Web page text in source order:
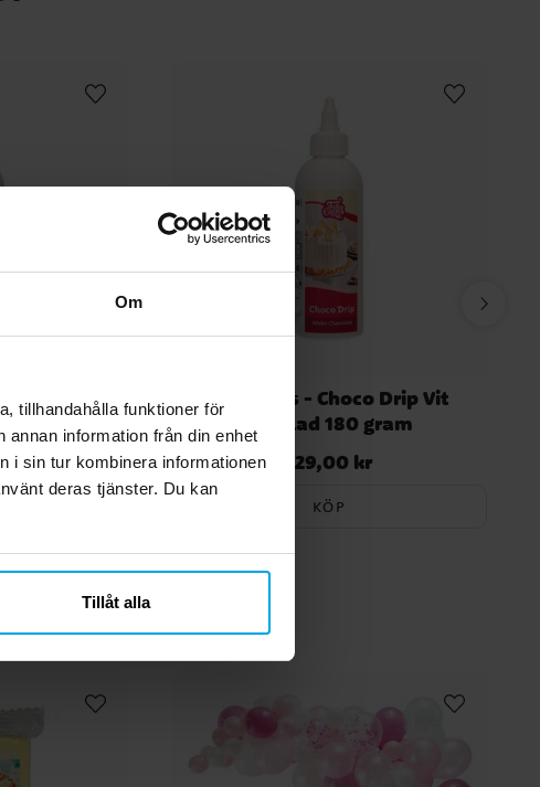
Om
tillhandahålla funktioner för
information från din enhet
i sin tur kombinera informationen
deras tjänster. Du kan
Tillåt alla
Choklad
kr
FunCakes - Choco Drip Vit
choklad 180 gram
Pris:129,00 kr
129,00 kr
KÖP